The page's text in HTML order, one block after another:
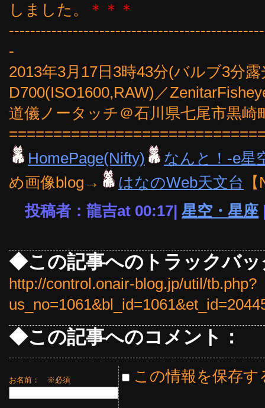
しました。
＊＊＊
-
2013年3月17日3時43分(バルブ3分
D700(ISO1600,RAW)／
道儀ノータッチ＠石川県七尾市黒崎
HomePage(Nifty)
なんと！-e星
め画像blog→
はなのWeb天文台
投稿者：龍吉at 00:17| 星空・星座
◆この記事へのトラックバッ
http://control.onair-blog.jp/util/tb.php?
◆この記事へのコメント：
お名前： ※必須 この情報を保存す